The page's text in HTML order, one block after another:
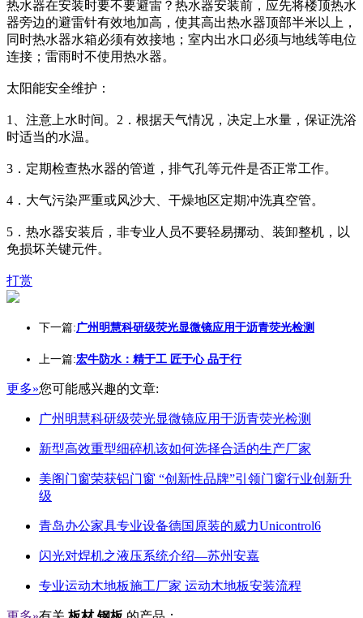
热水器在安装时要不要避雷？热水器安装前，应先将楼顶热水
器旁边的避雷针有效地加高，使其高出热水器顶部半米以上，
同时热水器水箱必须有效接地；室内出水口必须与地线等电位
连接；雷雨时不使用热水器。
太阳能安全维护：
1、注意上水时间。2．根据天气情况，决定上水量，保证洗浴
时适当的水温。
3．定期检查热水器的管道，排气孔等元件是否正常工作。
4．大气污染严重或风沙大、干燥地区定期冲洗真空管。
5．热水器安装后，非专业人员不要轻易挪动、装卸整机，以
免损坏关键元件。
打赏
下一篇:广州明慧科研级荧光显微镜应用于沥青荧光检测
上一篇:宏牛防水：精于工 匠于心 品于行
更多»您可能感兴趣的文章:
广州明慧科研级荧光显微镜应用于沥青荧光检测
新型高效重型细碎机该如何选择合适的生产厂家
美阁门窗荣获铝门窗 “创新性品牌”引领门窗行业创新升
级
青岛办公家具专业设备德国原装的威力Unicontrol6
闪光对焊机之液压系统介绍—苏州安嘉
专业运动木地板施工厂家 运动木地板安装流程